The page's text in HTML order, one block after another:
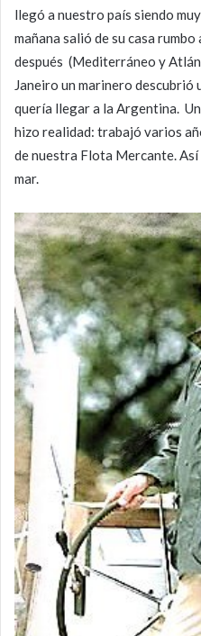
llegó a nuestro país siendo
mañana salió de su casa rumbo
después (Mediterráneo y
Janeiro un marinero descubrió
quería llegar a la Argentina.
hizo realidad: trabajó varios
de nuestra Flota Mercante. Así
mar.